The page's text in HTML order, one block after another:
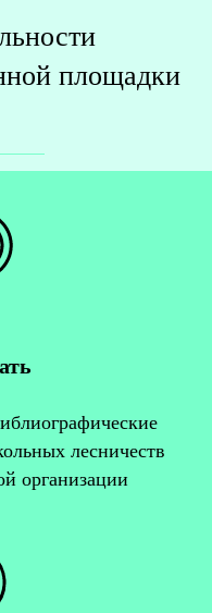
площадки
лесничеств
организации